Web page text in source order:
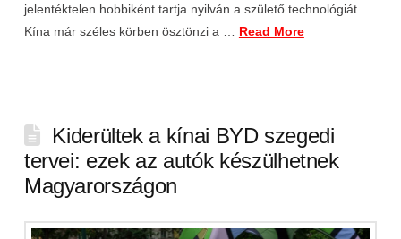
jelentéktelen hobbiként tartja nyilván a születő technológiát.
Kína már széles körben ösztönzi a … Read More
Kiderültek a kínai BYD szegedi
tervei: ezek az autók készülhetnek
Magyarországon